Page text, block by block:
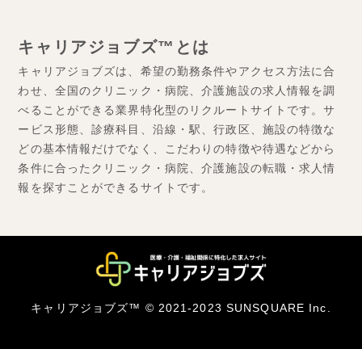
キャリアジョブズ™とは
キャリアジョブズは、希望の勤務条件やアクセス方法に合
わせ、全国のクリニック・病院、介護施設の求人情報を調
べることができる業界特化型のリクルートサイトです。サ
ービス形態、診療科目、沿線・駅、行政区、施設の特徴な
どの基本情報だけでなく、こだわりの特徴や待遇などから
条件に合ったクリニック・病院、介護施設の転職・求人情
報を探すことができるサイトです。
キャリアジョブズ™ © 2021-2023 SUNSQUARE Inc.